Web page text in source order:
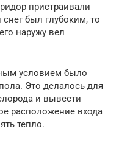
пристраивали
снег был глубоким, то
наружу вел
условием было
Это делалось для
и вывести
расположение входа
тепло.